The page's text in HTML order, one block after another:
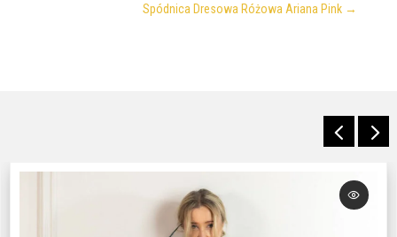
Spódnica Dresowa Różowa Ariana Pink →